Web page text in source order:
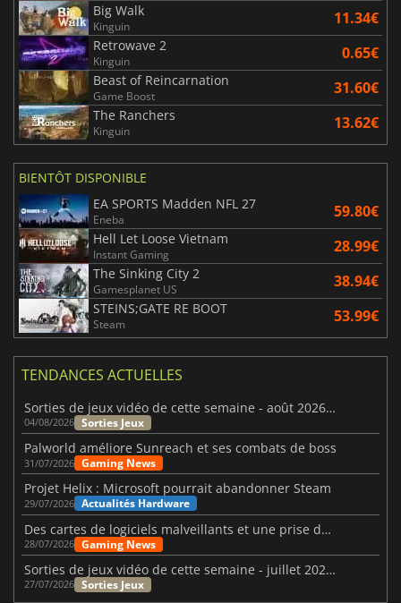
Big Walk
Kinguin 11.34€
Retrowave 2
Kinguin 0.65€
Beast of Reincarnation
Game Boost 31.60€
The Ranchers
Kinguin 13.62€
BIENTÔT DISPONIBLE
EA SPORTS Madden NFL 27
Eneba 59.80€
Hell Let Loose Vietnam
Instant Gaming 28.99€
The Sinking City 2
Gamesplanet US 38.94€
STEINS;GATE RE BOOT
Steam 53.99€
TENDANCES ACTUELLES
Sorties de jeux vidéo de cette semaine - août 2026 (semaine 32)
04/08/2026 Sorties Jeux
Palworld améliore Sunreach et ses combats de boss
31/07/2026 Gaming News
Projet Helix : Microsoft pourrait abandonner Steam
29/07/2026 Actualités Hardware
Des cartes de logiciels malveillants et une prise de contrôle de Discord ont touché Meccha Chameleon
28/07/2026 Gaming News
Sorties de jeux vidéo de cette semaine - juillet 2026 (semaine 31)
27/07/2026 Sorties Jeux